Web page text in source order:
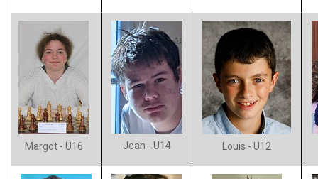
Margot - U16 Jean - U14 Louis - U12